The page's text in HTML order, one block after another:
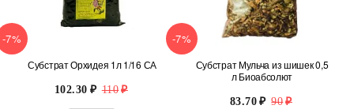
-7%
Субстрат Орхидея 1л 1/16 СА
102.30 110
-7%
Субстрат Мульча из шишек 0,5
л Биоабсолют
83.70 90